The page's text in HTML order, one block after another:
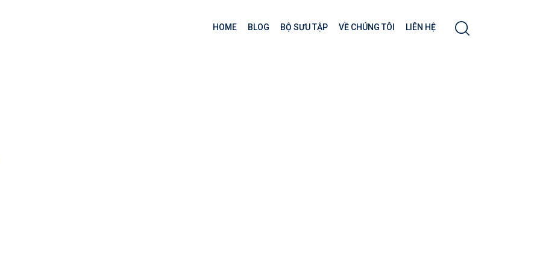
HOME BLOG BỘ SƯU TẬP VỀ CHÚNG TÔI LIÊN HỆ